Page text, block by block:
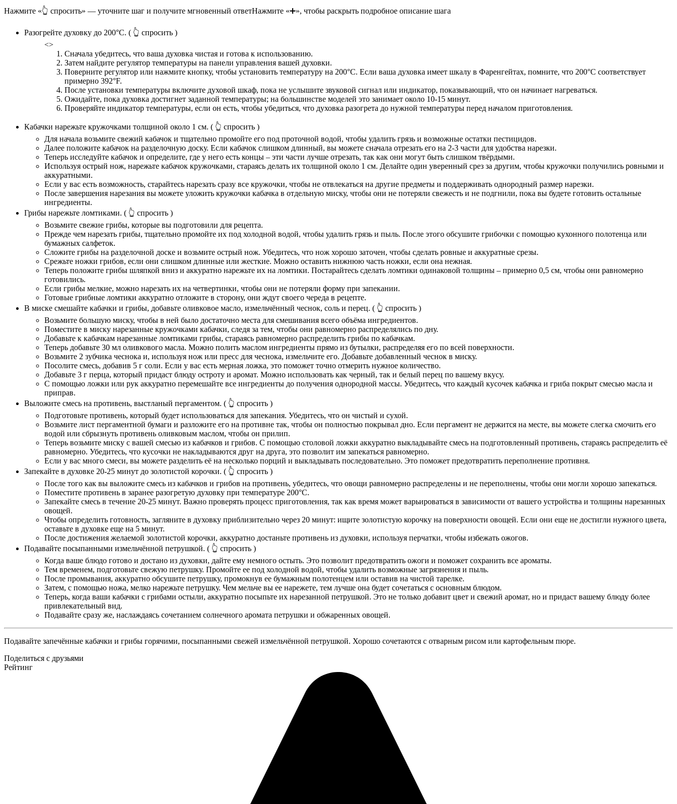
Нажмите «👆 спросить» — уточните шаг и получите мгновенный ответНажмите «➕», чтобы раскрыть подробное описание шага
Разогрейте духовку до 200°C. ( 👆 спросить )
<>
Сначала убедитесь, что ваша духовка чистая и готова к использованию.
Затем найдите регулятор температуры на панели управления вашей духовки.
Поверните регулятор или нажмите кнопку, чтобы установить температуру на 200°C. Если ваша духовка имеет шкалу в Фаренгейтах, помните, что 200°C соответствует
примерно 392°F.
После установки температуры включите духовой шкаф, пока не услышите звуковой сигнал или индикатор, показывающий, что он начинает нагреваться.
Ожидайте, пока духовка достигнет заданной температуры; на большинстве моделей это занимает около 10-15 минут.
Проверяйте индикатор температуры, если он есть, чтобы убедиться, что духовка разогрета до нужной температуры перед началом приготовления.
Кабачки нарежьте кружочками толщиной около 1 см. ( 👆 спросить )
Для начала возьмите свежий кабачок и тщательно промойте его под проточной водой, чтобы удалить грязь и возможные остатки пестицидов.
Далее положите кабачок на разделочную доску. Если кабачок слишком длинный, вы можете сначала отрезать его на 2-3 части для удобства нарезки.
Теперь исследуйте кабачок и определите, где у него есть концы – эти части лучше отрезать, так как они могут быть слишком твёрдыми.
Используя острый нож, нарежьте кабачок кружочками, стараясь делать их толщиной около 1 см. Делайте один уверенный срез за другим, чтобы кружочки получились ровными и
аккуратными.
Если у вас есть возможность, старайтесь нарезать сразу все кружочки, чтобы не отвлекаться на другие предметы и поддерживать однородный размер нарезки.
После завершения нарезания вы можете уложить кружочки кабачка в отдельную миску, чтобы они не потеряли свежесть и не подгнили, пока вы будете готовить остальные
ингредиенты.
Грибы нарежьте ломтиками. ( 👆 спросить )
Возьмите свежие грибы, которые вы подготовили для рецепта.
Прежде чем нарезать грибы, тщательно промойте их под холодной водой, чтобы удалить грязь и пыль. После этого обсушите грибочки с помощью кухонного полотенца или
бумажных салфеток.
Сложите грибы на разделочной доске и возьмите острый нож. Убедитесь, что нож хорошо заточен, чтобы сделать ровные и аккуратные срезы.
Срежьте ножки грибов, если они слишком длинные или жесткие. Можно оставить нижнюю часть ножки, если она нежная.
Теперь положите грибы шляпкой вниз и аккуратно нарежьте их на ломтики. Постарайтесь сделать ломтики одинаковой толщины – примерно 0,5 см, чтобы они равномерно
готовились.
Если грибы мелкие, можно нарезать их на четвертинки, чтобы они не потеряли форму при запекании.
Готовые грибные ломтики аккуратно отложите в сторону, они ждут своего череда в рецепте.
В миске смешайте кабачки и грибы, добавьте оливковое масло, измельчённый чеснок, соль и перец. ( 👆 спросить )
Возьмите большую миску, чтобы в ней было достаточно места для смешивания всего объёма ингредиентов.
Поместите в миску нарезанные кружочками кабачки, следя за тем, чтобы они равномерно распределялись по дну.
Добавьте к кабачкам нарезанные ломтиками грибы, стараясь равномерно распределить грибы по кабачкам.
Теперь добавьте 30 мл оливкового масла. Можно полить маслом ингредиенты прямо из бутылки, распределяя его по всей поверхности.
Возьмите 2 зубчика чеснока и, используя нож или пресс для чеснока, измельчите его. Добавьте добавленный чеснок в миску.
Посолите смесь, добавив 5 г соли. Если у вас есть мерная ложка, это поможет точно отмерить нужное количество.
Добавьте 3 г перца, который придаст блюду остроту и аромат. Можно использовать как черный, так и белый перец по вашему вкусу.
С помощью ложки или рук аккуратно перемешайте все ингредиенты до получения однородной массы. Убедитесь, что каждый кусочек кабачка и гриба покрыт смесью масла и
приправ.
Выложите смесь на противень, выстланый пергаментом. ( 👆 спросить )
Подготовьте противень, который будет использоваться для запекания. Убедитесь, что он чистый и сухой.
Возьмите лист пергаментной бумаги и разложите его на противне так, чтобы он полностью покрывал дно. Если пергамент не держится на месте, вы можете слегка смочить его
водой или сбрызнуть противень оливковым маслом, чтобы он прилип.
Теперь возьмите миску с вашей смесью из кабачков и грибов. С помощью столовой ложки аккуратно выкладывайте смесь на подготовленный противень, стараясь распределить её
равномерно. Убедитесь, что кусочки не накладываются друг на друга, это позволит им запекаться равномерно.
Если у вас много смеси, вы можете разделить её на несколько порций и выкладывать последовательно. Это поможет предотвратить переполнение противня.
Запекайте в духовке 20-25 минут до золотистой корочки. ( 👆 спросить )
После того как вы выложите смесь из кабачков и грибов на противень, убедитесь, что овощи равномерно распределены и не переполнены, чтобы они могли хорошо запекаться.
Поместите противень в заранее разогретую духовку при температуре 200°C.
Запекайте смесь в течение 20-25 минут. Важно проверять процесс приготовления, так как время может варьироваться в зависимости от вашего устройства и толщины нарезанных
овощей.
Чтобы определить готовность, загляните в духовку приблизительно через 20 минут: ищите золотистую корочку на поверхности овощей. Если они еще не достигли нужного цвета,
оставьте в духовке еще на 5 минут.
После достижения желаемой золотистой корочки, аккуратно достаньте противень из духовки, используя перчатки, чтобы избежать ожогов.
Подавайте посыпанными измельчённой петрушкой. ( 👆 спросить )
Когда ваше блюдо готово и достано из духовки, дайте ему немного остыть. Это позволит предотвратить ожоги и поможет сохранить все ароматы.
Тем временем, подготовьте свежую петрушку. Промойте ее под холодной водой, чтобы удалить возможные загрязнения и пыль.
После промывания, аккуратно обсушите петрушку, промокнув ее бумажным полотенцем или оставив на чистой тарелке.
Затем, с помощью ножа, мелко нарежьте петрушку. Чем мельче вы ее нарежете, тем лучше она будет сочетаться с основным блюдом.
Теперь, когда ваши кабачки с грибами остыли, аккуратно посыпьте их нарезанной петрушкой. Это не только добавит цвет и свежий аромат, но и придаст вашему блюду более
привлекательный вид.
Подавайте сразу же, наслаждаясь сочетанием солнечного аромата петрушки и обжаренных овощей.
Подавайте запечённые кабачки и грибы горячими, посыпанными свежей измельчённой петрушкой. Хорошо сочетаются с отварным рисом или картофельным пюре.
Поделиться с друзьями
Рейтинг